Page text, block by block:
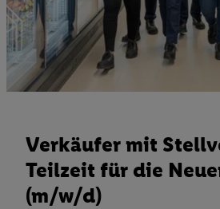
Verkäufer mit
Teilzeit für die
(m/w/d)